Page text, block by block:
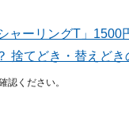
ャーリングT」
捨てどき・替えど
ください。